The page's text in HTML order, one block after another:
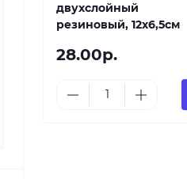
двухслойный
резиновый, 12x6,5см
28.00р.